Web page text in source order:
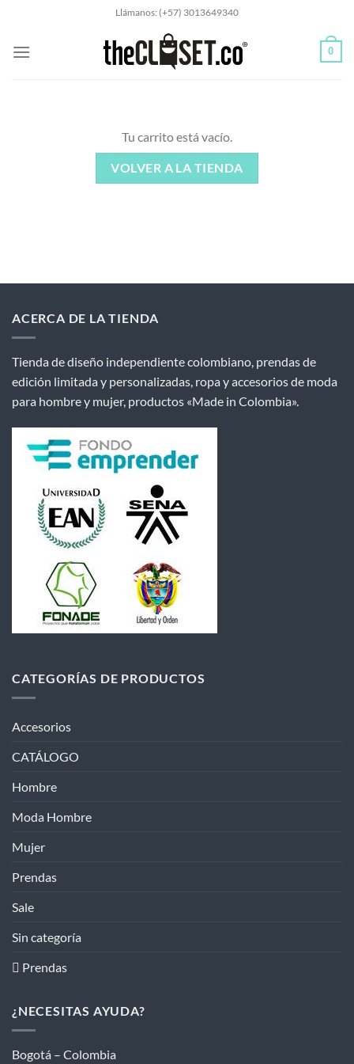
contenido
Llámanos: (+57) 3013649340
0
Tu carrito está vacío.
VOLVER A LA TIENDA
ACERCA DE LA TIENDA
Tienda de diseño independiente colombiano, prendas de
edición limitada y personalizadas, ropa y accesorios de moda
para hombre y mujer, productos «Made in Colombia».
CATEGORÍAS DE PRODUCTOS
Accesorios
CATÁLOGO
Hombre
Moda Hombre
Mujer
Prendas
Sale
Sin categoría
 Prendas
¿NECESITAS AYUDA?
Bogotá – Colombia